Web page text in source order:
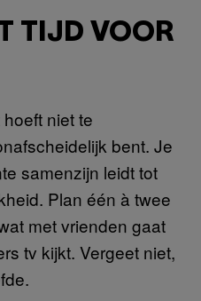
TIJD VOOR
niet te
bent. Je
samenzijn leidt tot
Plan één à twee
met vrienden gaat
tv kijkt. Vergeet niet,